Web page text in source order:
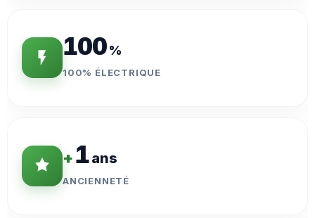
100%
100% ÉLECTRIQUE
+1ans
ANCIENNETÉ